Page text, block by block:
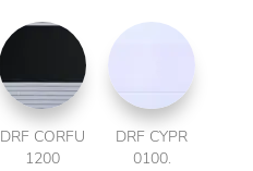
DRF CORFU
1200
DRF CYPR
0100.